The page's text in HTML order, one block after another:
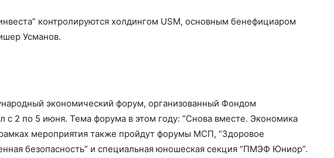
контролируются холдингом USM, основным бенефициаром
Усманов.
экономический форум, организованный Фондом
с 2 по 5 июня. Тема форума в этом году: “Снова вместе. Экономика
мероприятия также пройдут форумы МСП, “Здоровое
безопасность” и специальная юношеская секция “ПМЭФ Юниор”.